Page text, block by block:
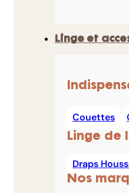
Linge et
Couettes
Linge de
Draps
Nos